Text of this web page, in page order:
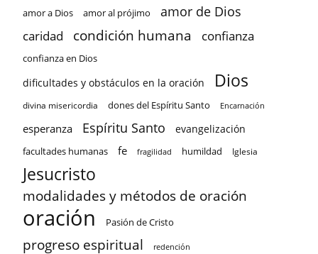
amor a Dios amor al prójimo amor de Dios
caridad condición humana confianza
confianza en Dios
dificultades y obstáculos en la oración Dios
divina misericordia dones del Espíritu Santo Encarnación
esperanza Espíritu Santo evangelización
facultades humanas fe fragilidad humildad Iglesia
Jesucristo
modalidades y métodos de oración
oración Pasión de Cristo
progreso espiritual redención